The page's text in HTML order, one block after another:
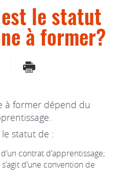
le statut
à former?
TWITTERSUR LINKEDIN
IMPRIMER
à former dépend du
statut de :
contrat d’apprentissage;
d’une convention de